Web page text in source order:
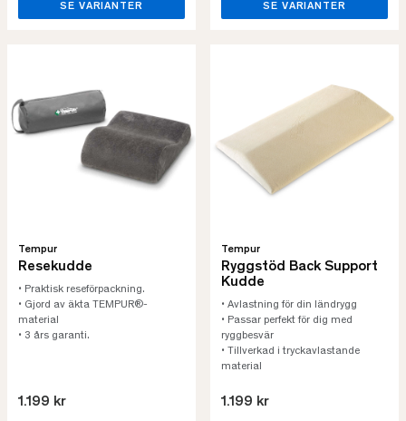
SE VARIANTER SE VARIANTER
Tempur
Resekudde
• Praktisk reseförpackning.
• Gjord av äkta TEMPUR®-
material
• 3 års garanti.
1.199 kr
Tempur
Ryggstöd Back Support
Kudde
• Avlastning för din ländrygg
• Passar perfekt för dig med
ryggbesvär
• Tillverkad i tryckavlastande
material
1.199 kr